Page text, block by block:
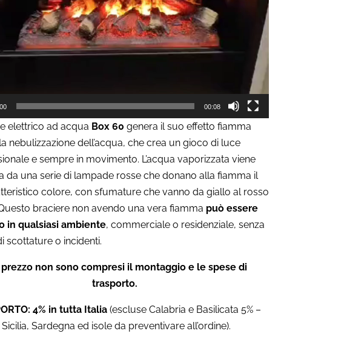
00:08
elettrico ad acqua Box 60 genera il suo effetto fiamma
nebulizzazione dell’acqua, che crea un gioco di luce
e sempre in movimento. L’acqua vaporizzata viene
da una serie di lampade rosse che donano alla fiamma il
colore, con sfumature che vanno da giallo al rosso
braciere non avendo una vera fiamma può essere
in qualsiasi ambiente, commerciale o residenziale, senza
scottature o incidenti.
non sono compresi il montaggio e le spese di
trasporto.
4% in tutta Italia (escluse Calabria e Basilicata 5% –
Sicilia, Sardegna ed isole da preventivare all’ordine).